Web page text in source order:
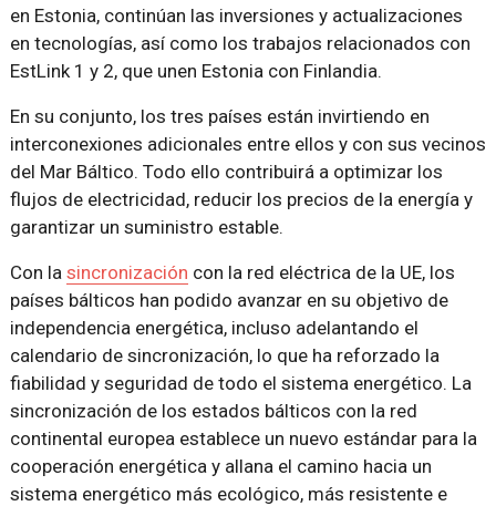
en Estonia, continúan las inversiones y actualizaciones
en tecnologías, así como los trabajos relacionados con
EstLink 1 y 2, que unen Estonia con Finlandia.
En su conjunto, los tres países están invirtiendo en
interconexiones adicionales entre ellos y con sus vecinos
del Mar Báltico. Todo ello contribuirá a optimizar los
flujos de electricidad, reducir los precios de la energía y
garantizar un suministro estable.
Con la sincronización con la red eléctrica de la UE, los
países bálticos han podido avanzar en su objetivo de
independencia energética, incluso adelantando el
calendario de sincronización, lo que ha reforzado la
fiabilidad y seguridad de todo el sistema energético. La
sincronización de los estados bálticos con la red
continental europea establece un nuevo estándar para la
cooperación energética y allana el camino hacia un
sistema energético más ecológico, más resistente e